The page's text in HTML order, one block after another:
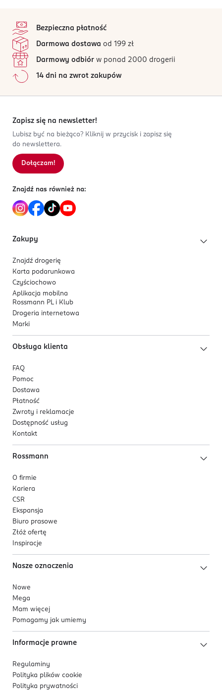
Bezpieczna płatność
Darmowa dostawa od 199 zł
Darmowy odbiór w ponad 2000 drogerii
14 dni na zwrot zakupów
Zapisz się na newsletter!
Lubisz być na bieżąco? Kliknij w przycisk i zapisz się
do newslettera.
Dołączam!
Znajdź nas również na:
Zakupy
Znajdź drogerię
Karta podarunkowa
Czyściochowo
Aplikacja mobilna
Rossmann PL i Klub
Drogeria internetowa
Marki
Obsługa klienta
FAQ
Pomoc
Dostawa
Płatność
Zwroty i reklamacje
Dostępność usług
Kontakt
Rossmann
O firmie
Kariera
CSR
Ekspansja
Biuro prasowe
Złóż ofertę
Inspiracje
Nasze oznaczenia
Nowe
Mega
Mam więcej
Pomagamy jak umiemy
Informacje prawne
Regulaminy
Polityka plików cookie
Polityka prywatności